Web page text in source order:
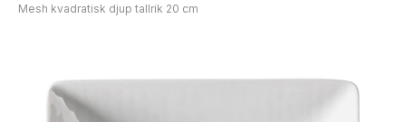
Mesh kvadratisk djup tallrik 20 cm